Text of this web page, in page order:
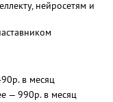
нейросетям и
в месяц
— 990р. в месяц